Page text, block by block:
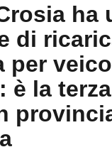
ha
di
per
è la